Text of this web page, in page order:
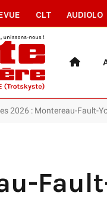
CLT AUDIOLO
2026 : Montereau-Fault-